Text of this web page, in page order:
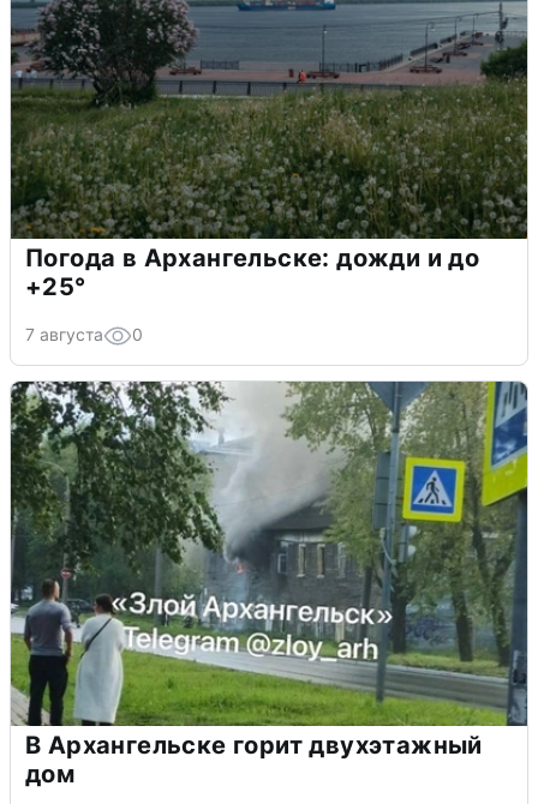
Погода в Архангельске: дожди и до
+25°
7 августа 0
В Архангельске горит двухэтажный
дом